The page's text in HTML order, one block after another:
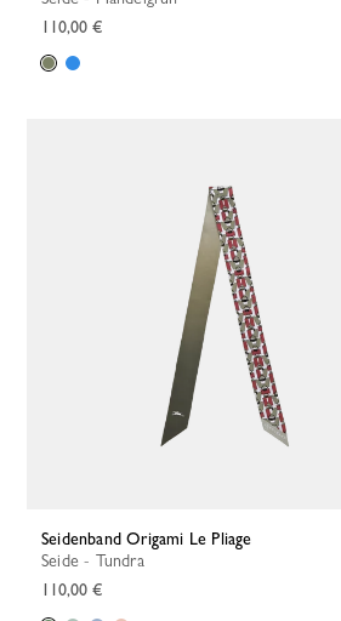
110,00 €
Seidenband Origami Le Pliage
Seide - Tundra
110,00 €